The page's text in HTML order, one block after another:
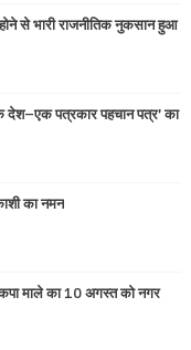
से भारी राजनीतिक नुकसान हुआ
पत्रकार पहचान पत्र’ का
का नमन
माले का 10 अगस्त को नगर